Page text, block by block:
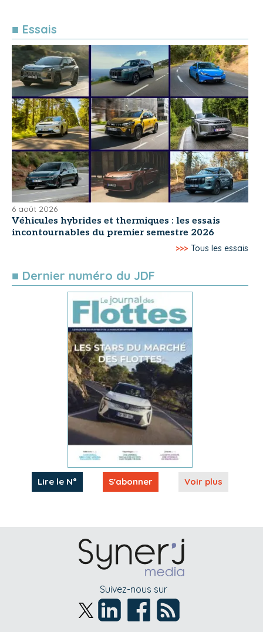
■ Essais
6 août 2026
Véhicules hybrides et thermiques : les essais
incontournables du premier semestre 2026
>>> Tous les essais
■ Dernier numéro du JDF
Lire le N° S'abonner Voir plus
Suivez-nous sur